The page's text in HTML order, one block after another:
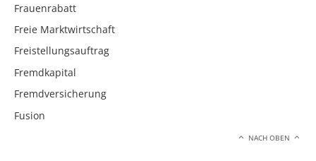
Frauenrabatt
Freie Marktwirtschaft
Freistellungsauftrag
Fremdkapital
Fremdversicherung
Fusion
NACH OBEN